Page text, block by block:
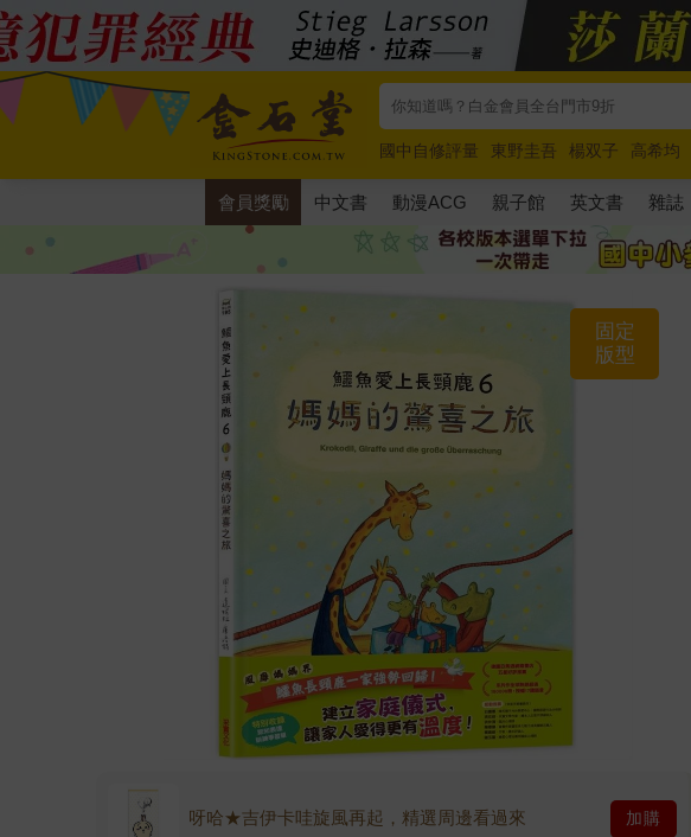
國中自修評量 東野圭吾 楊双子 高希均
唯紅花綻放
奧德賽 路邊攤新作 馬斯克
會員獎勵 中文書 動漫ACG 親子館 英文書 雜誌
固定
版型
呀哈★吉伊卡哇旋風再起，精選周邊看過來 加購